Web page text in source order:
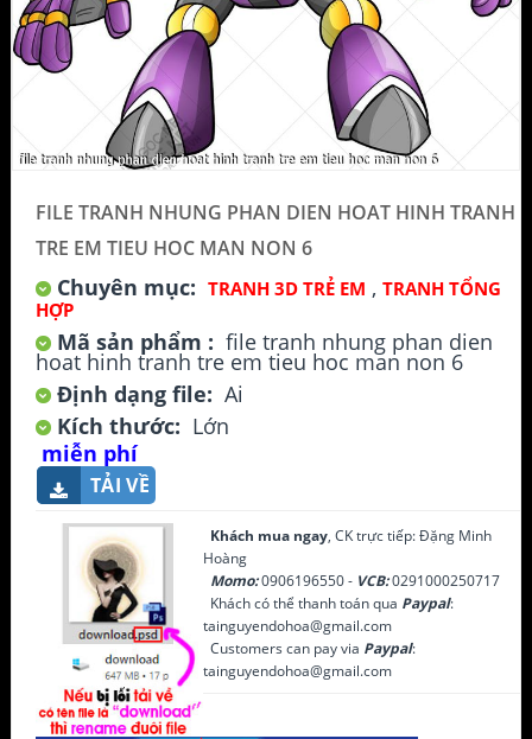
FILE TRANH NHUNG PHAN DIEN HOAT HINH TRANH
TRE EM TIEU HOC MAN NON 6
Chuyên mục: TRANH 3D TRẺ EM , TRANH TỔNG
HỢP
Mã sản phẩm : file tranh nhung phan dien
hoat hinh tranh tre em tieu hoc man non 6
Định dạng file: Ai
Kích thước: Lớn
miễn phí
TẢI VỀ
Khách mua ngay, CK trực tiếp: Đặng Minh
Hoàng
Momo:0906196550 - VCB:0291000250717
Khách có thể thanh toán qua Paypal:
tainguyendohoa@gmail.com
Customers can pay via Paypal:
tainguyendohoa@gmail.com